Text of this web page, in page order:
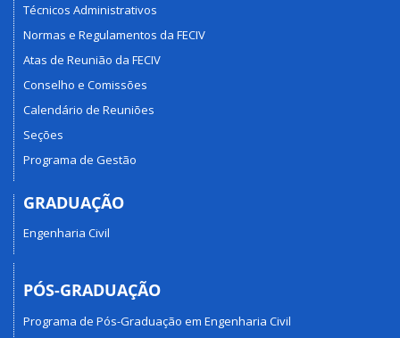
Técnicos Administrativos
Normas e Regulamentos da FECIV
Atas de Reunião da FECIV
Conselho e Comissões
Calendário de Reuniões
Seções
Programa de Gestão
GRADUAÇÃO
Engenharia Civil
PÓS-GRADUAÇÃO
Programa de Pós-Graduação em Engenharia Civil